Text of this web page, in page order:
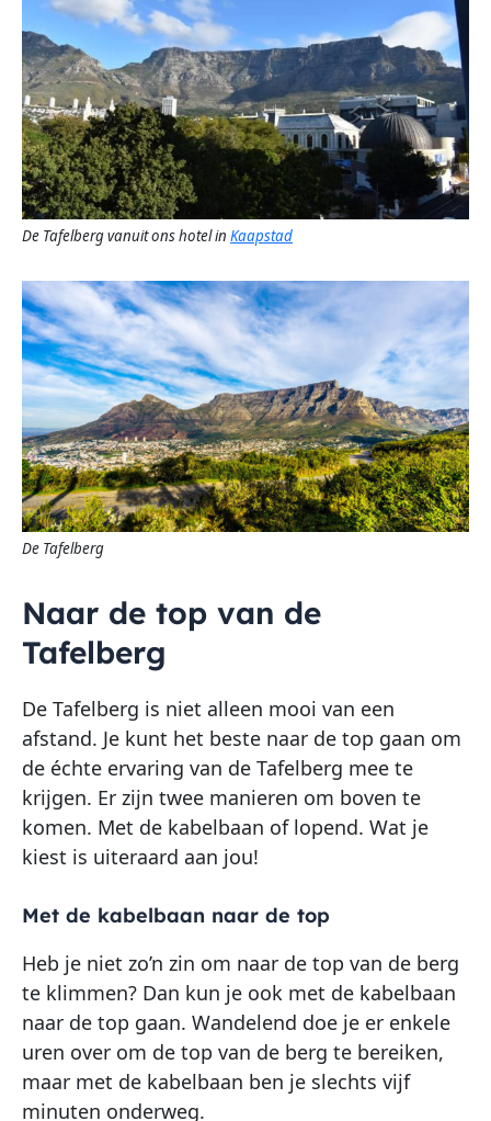
De Tafelberg vanuit ons hotel in Kaapstad
De Tafelberg
Naar de top van de
Tafelberg
De Tafelberg is niet alleen mooi van een
afstand. Je kunt het beste naar de top gaan om
de échte ervaring van de Tafelberg mee te
krijgen. Er zijn twee manieren om boven te
komen. Met de kabelbaan of lopend. Wat je
kiest is uiteraard aan jou!
Met de kabelbaan naar de top
Heb je niet zo’n zin om naar de top van de berg
te klimmen? Dan kun je ook met de kabelbaan
naar de top gaan. Wandelend doe je er enkele
uren over om de top van de berg te bereiken,
maar met de kabelbaan ben je slechts vijf
minuten onderweg.